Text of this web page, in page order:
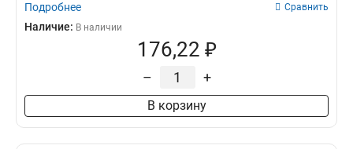
Подробнее Сравнить
Наличие: В наличии
176,22 ₽
– +
В корзину